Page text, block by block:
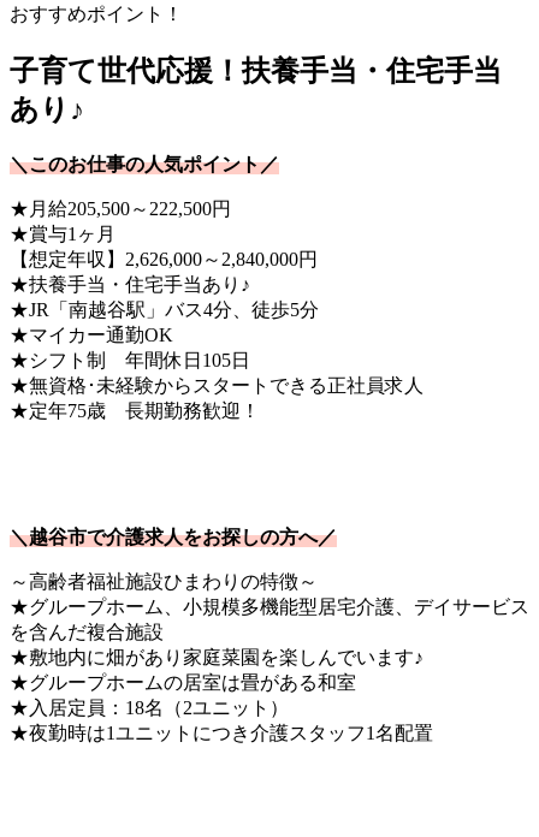
おすすめポイント！
子育て世代応援！扶養手当・住宅手当
あり♪
＼このお仕事の人気ポイント／
★月給205,500～222,500円
★賞与1ヶ月
【想定年収】2,626,000～2,840,000円
★扶養手当・住宅手当あり♪
★JR「南越谷駅」バス4分、徒歩5分
★マイカー通勤OK
★シフト制 年間休日105日
★無資格･未経験からスタートできる正社員求人
★定年75歳 長期勤務歓迎！
＼越谷市で介護求人をお探しの方へ／
～高齢者福祉施設ひまわりの特徴～
★グループホーム、小規模多機能型居宅介護、デイサービス
を含んだ複合施設
★敷地内に畑があり家庭菜園を楽しんでいます♪
★グループホームの居室は畳がある和室
★入居定員：18名（2ユニット）
★夜勤時は1ユニットにつき介護スタッフ1名配置